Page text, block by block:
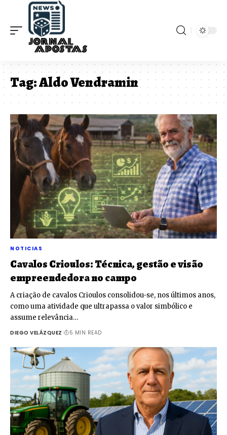
Tag:Aldo Vendramin
NOTICIAS
Cavalos Crioulos: Técnica, gestão e visão
empreendedora no campo
A criação de cavalos Crioulos consolidou-se, nos últimos anos,
como uma atividade que ultrapassa o valor simbólico e
assume relevância…
DIEGO VELÁZQUEZ 5 MIN READ